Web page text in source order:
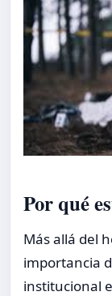
Por qué
Más allá del
importancia
institucional